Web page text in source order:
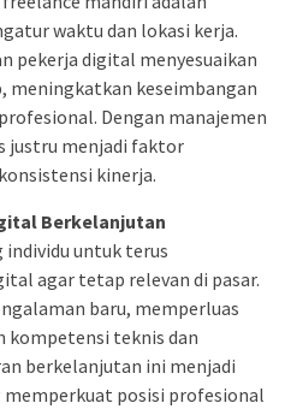
waktu dan lokasi kerja.
pekerja digital menyesuaikan
meningkatkan keseimbangan
Dengan manajemen
justru menjadi faktor
kinerja.
Berkelanjutan
individu untuk terus
agar tetap relevan di pasar.
baru, memperluas
kompetensi teknis dan
berkelanjutan ini menjadi
memperkuat posisi profesional